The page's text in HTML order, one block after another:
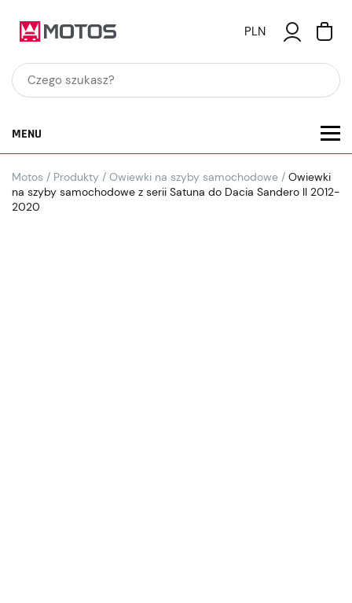
PLN
MENU
Motos / Produkty / Owiewki na szyby samochodowe / Owiewki
na szyby samochodowe z serii Satuna do Dacia Sandero II 2012-
2020